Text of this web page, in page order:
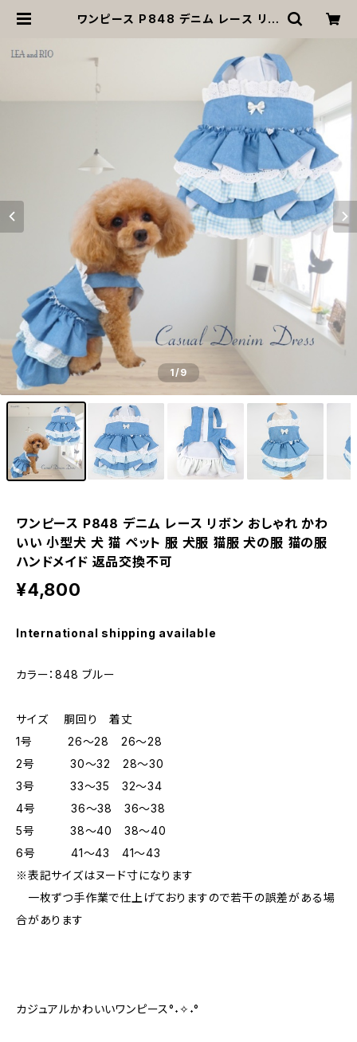
ワンピース P848 デニム レース リボ
ドメイド 返品交換不可 | MOANA
1/9
ワンピース P848 デニム レース リボン おしゃれ かわ
いい 小型犬 犬 猫 ペット 服 犬服 猫服 犬の服 猫の服
ハンドメイド 返品交換不可
¥4,800
International shipping available
カラー：848 ブルー
サイズ 胴回り 着丈
1号 26～28 26～28
2号 30～32 28～30
3号 33～35 32～34
4号 36～38 36～38
5号 38～40 38～40
6号 41～43 41～43
※表記サイズはヌード寸になります
一枚ずつ手作業で仕上げておりますので若干の誤差がある場
合があります
カジュアルかわいいワンピース°˖✧˖°